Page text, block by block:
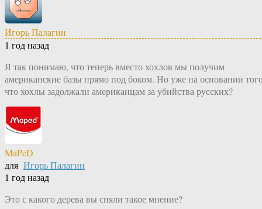
Игорь Палагин
1 год назад
Я так понимаю, что теперь вместо хохлов мы получим
американские базы прямо под боком. Но уже на основании
что хохлы задолжали американцам за убийства русских?
MaPeD
для Игорь Палагин
1 год назад
Это с какого дерева вы сняли такое мнение?